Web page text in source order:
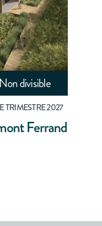
Non divisible
TRIMESTRE 2027
Ferrand